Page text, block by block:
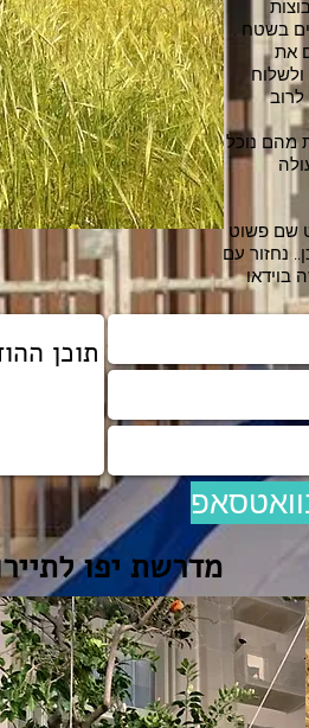
בשטח .
את
מהם נוכל
שם פשוט
נחזור עם
בוידאו
מדרשת יפו